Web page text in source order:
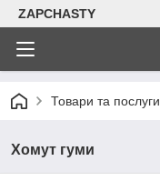
ZAPCHASTY
Товари та послуги
Хомут гуми